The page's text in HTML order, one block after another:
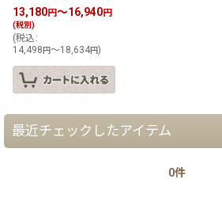
13,180円～16,940円
(税別)
(税込 :
14,498 円～18,634円)
最近チェックしたアイテム
0件